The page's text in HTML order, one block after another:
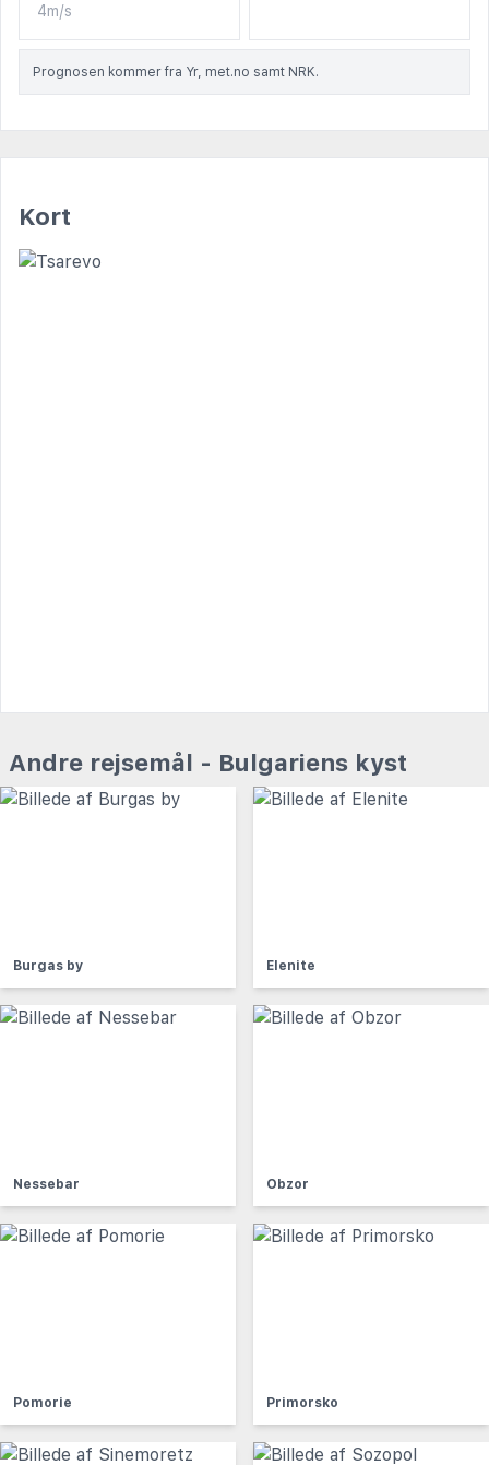
4m/s
Prognosen kommer fra Yr, met.no samt NRK.
Kort
Andre rejsemål - Bulgariens kyst
Burgas by Elenite
Nessebar Obzor
Pomorie Primorsko